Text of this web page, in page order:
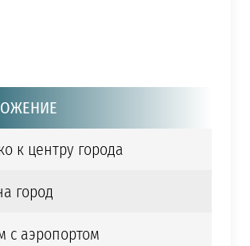
к центру города
город
с аэропортом